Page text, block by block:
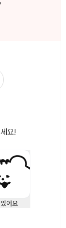
요!
어요